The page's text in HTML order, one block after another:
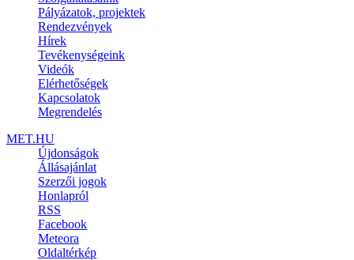
Pályázatok, projektek
Rendezvények
Hírek
Tevékenységeink
Videók
Elérhetőségek
Kapcsolatok
Megrendelés
MET.HU
Újdonságok
Állásajánlat
Szerzői jogok
Honlapról
RSS
Facebook
Meteora
Oldaltérkép